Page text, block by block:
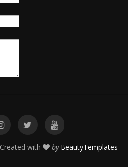
Created with by BeautyTemplates